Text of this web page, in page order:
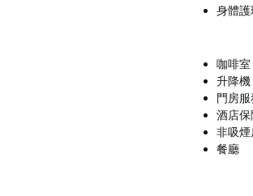
身體護
咖啡室
升降機
門房服
酒店
非吸煙
餐廳